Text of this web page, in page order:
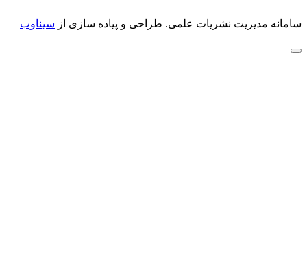
سامانه مدیریت نشریات علمی. طراحی و پیاده سازی از سیناوب